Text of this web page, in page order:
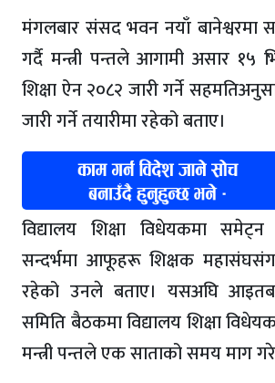
मंगलबार संसद भवन नयाँ बानेश्वरमा
गर्दै मन्त्री पन्तले आगामी असार १५
शिक्षा ऐन २०८२ जारी गर्ने
जारी गर्ने तयारीमा रहेको बताए।
विद्यालय शिक्षा विधेयकमा
सन्दर्भमा आफूहरू शिक्षक महासंघसंग
रहेको उनले बताए। यसअघि
समिति बैठकमा विद्यालय शिक्षा
मन्त्री पन्तले एक साताको समय माग